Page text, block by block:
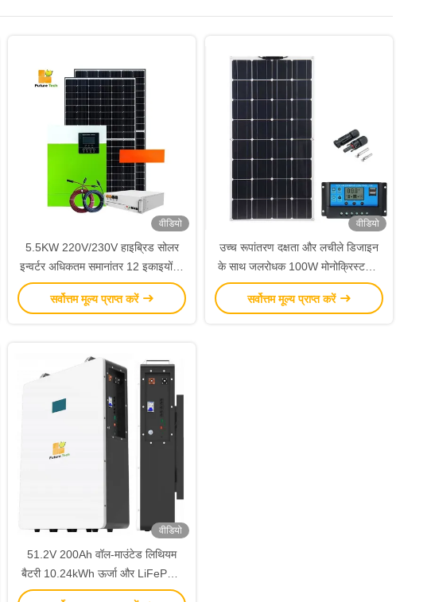
वीडियो
5.5KW 220V/230V हाइब्रिड सोलर
इन्वर्टर अधिकतम समानांतर 12 इकाइयों के
साथ और अंतर्निहित एमपीपीटी
सर्वोत्तम मूल्य प्राप्त करें
वीडियो
उच्च रूपांतरण दक्षता और लचीले डिजाइन
के साथ जलरोधक 100W मोनोक्रिस्टलीय
सौर पैनल
सर्वोत्तम मूल्य प्राप्त करें
वीडियो
51.2V 200Ah वॉल-माउंटेड लिथियम
बैटरी 10.24kWh ऊर्जा और LiFePO4
प्रिज्माटिक सेल के साथ